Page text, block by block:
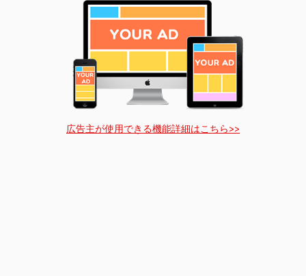
広告主が使用できる機能詳細はこちら>>